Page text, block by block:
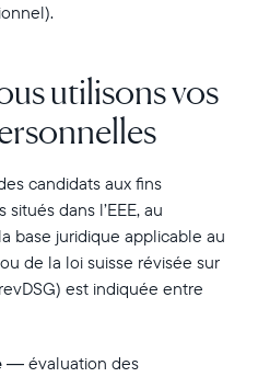
utilisons vos
candidats aux fins
dans l’EEE, au
base juridique applicable au
de la loi suisse révisée sur
est indiquée entre
— évaluation des